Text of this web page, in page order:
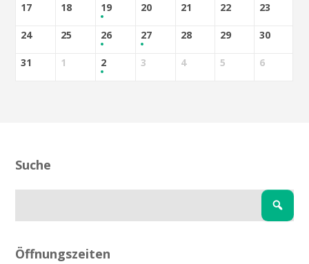
17 18 19 20 21 22 23
24 25 26 27 28 29 30
31 1 2 3 4 5 6
Suche
Öffnungszeiten